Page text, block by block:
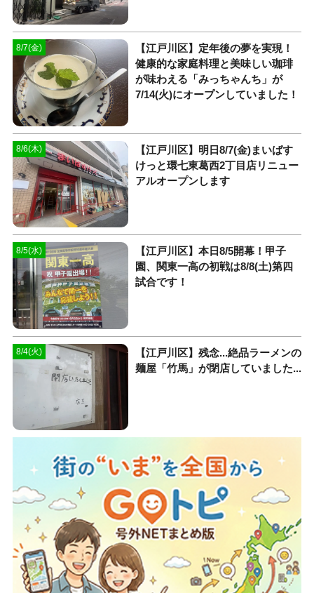
8/7(金)
【江戸川区】定年後の夢を実現！
健康的な家庭料理と美味しい珈琲
が味わえる「みっちゃんち」が
7/14(火)にオープンしていました！
8/6(木)
【江戸川区】明日8/7(金)まいばす
けっと環七東葛西2丁目店リニュー
アルオープンします
8/5(水)
【江戸川区】本日8/5開幕！甲子
園、関東一高の初戦は8/8(土)第四
試合です！
8/4(火)
【江戸川区】残念...絶品ラーメンの
麺屋「竹馬」が閉店していました...